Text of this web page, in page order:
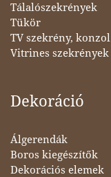
Tálalószekrények
Tükör
TV szekrény, konzol
Vitrines szekrények
Dekoráció
Álgerendák
Boros kiegészítők
Dekorációs elemek